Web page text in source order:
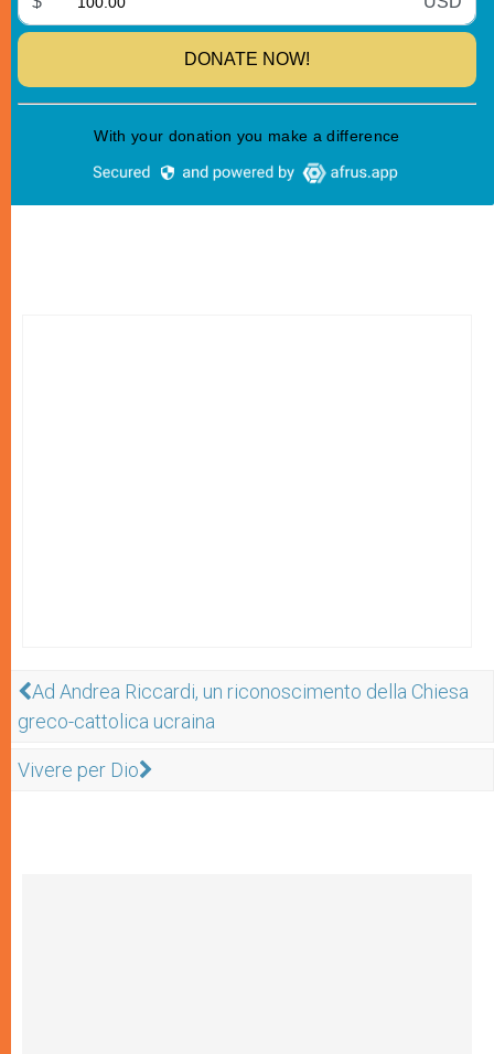
Ad Andrea Riccardi, un riconoscimento della Chiesa
greco-cattolica ucraina
Vivere per Dio